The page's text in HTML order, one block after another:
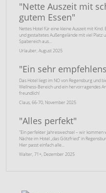
"Nette Auszeit mit
gutem Essen"
Nettes Hotel für eine kleine Auszeit mit
und gestaltetes Außengelände mit viel Platz
Spabereich aus...
Urlauber, August 2025
"Ein sehr
Das Hotel liegt im NO von Regensburg und
Wellness-Bereich und ein hervorragendes
freundlich!
Claus, 66-70, November 2025
"Alles perfekt"
"Ein perfekter Jahreswechsel – wir
Nächte im Hotel „das Götzfried“ in
Hier passt einfach alle...
Walter, 71+, Dezember 2025